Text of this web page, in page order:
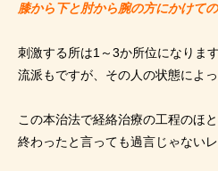
膝から下と肘から腕の方にかけて
刺激する所は1～3か所位になります
流派もですが、その人の状態によ
この本治法で経絡治療の工程のほ
終わったと言っても過言じゃない